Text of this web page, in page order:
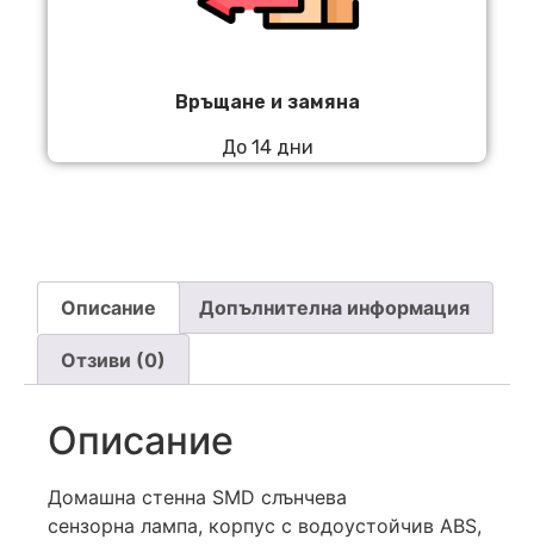
Връщане и замяна
До 14 дни
Описание Допълнителна информация
Отзиви (0)
Описание
Домашна стенна SMD слънчева
сензорна лампа, корпус с водоустойчив ABS,